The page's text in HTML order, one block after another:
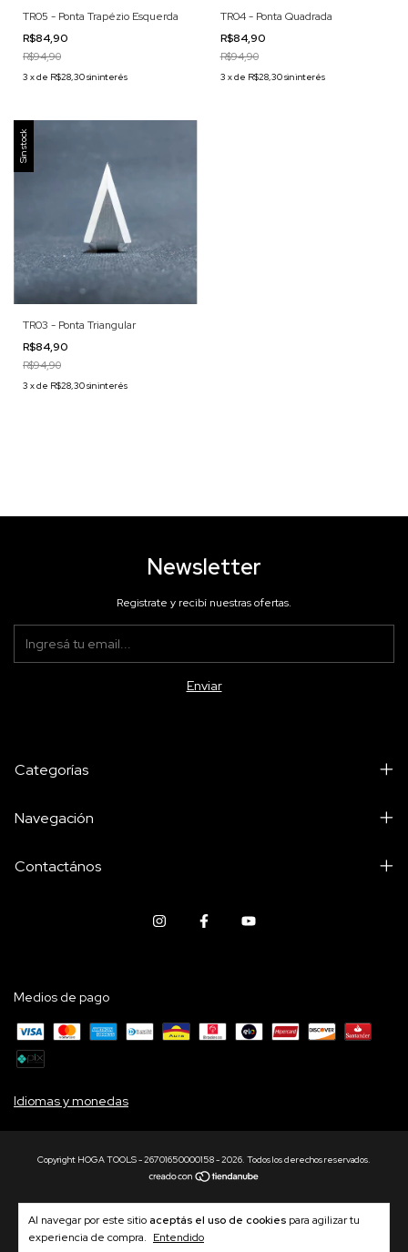
Al navegar por este sitio aceptás el uso de cookies para agilizar tu
experiencia de compra. Entendido
TR05 - Ponta Trapézio Esquerda
R$84,90
R$94,90
3 xde R$28,30sin interés
TR04 - Ponta Quadrada
R$84,90
R$94,90
3 xde R$28,30sin interés
Sin stock
TR03 - Ponta Triangular
R$84,90
R$94,90
3 xde R$28,30sin interés
Newsletter
Registrate y recibí nuestras ofertas.
Categorías
Navegación
Contactános
Medios de pago
Idiomas y monedas
Copyright HOGA TOOLS - 26701650000158 - 2026. Todos los derechos reservados.